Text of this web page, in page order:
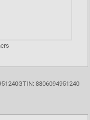
GTIN: 8806094951240